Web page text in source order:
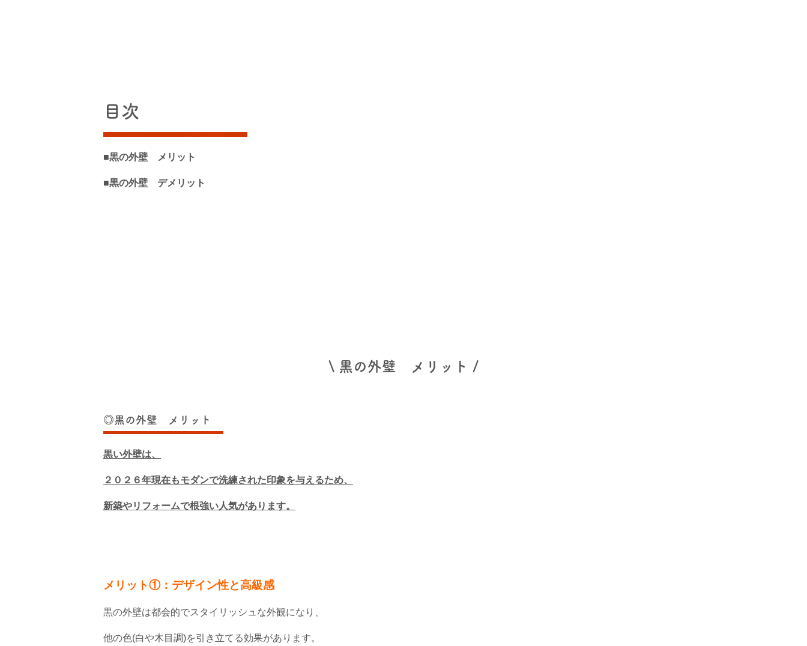
目次
■黒の外壁 メリット
■黒の外壁 デメリット
\ 黒の外壁 メリット /
◎黒の外壁 メリット
黒い外壁は、
２０２６年現在もモダンで洗練された印象を与えるため、
新築やリフォームで根強い人気があります。
メリット①：デザイン性と高級感
黒の外壁は都会的でスタイリッシュな外観になり、
他の色(白や木目調)を引き立てる効果があります。